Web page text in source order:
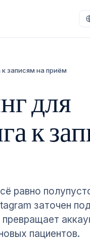
записям на приём
для
к
равно
заточен
пациентов.